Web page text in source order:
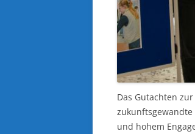
Das Gutachten
und hohem